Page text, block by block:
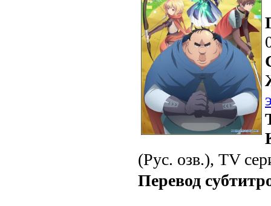
(Рус. озв.), TV
Перевод